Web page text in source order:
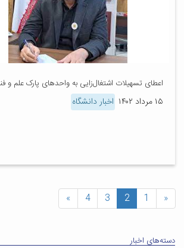
اعطای تسهیلات اشتغال‌زایی به واحدهای پارک علم و
۱۵ مرداد ۱۴۰۲ اخبار دانشگاه
«
1
2
3
4
»
دسته‌های اخبار